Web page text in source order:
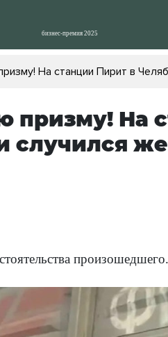
На станции Пирит в
призму! На
случился
произошедшего.